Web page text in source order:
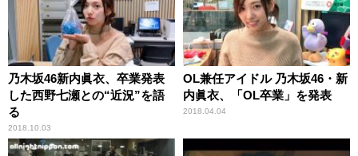
乃木坂46新内眞衣、卒業発表
した西野七瀬との“近況”を語
る
2018.10.03
OL兼任アイドル 乃木坂46・新
内眞衣、「OL卒業」を発表
2018.04.04